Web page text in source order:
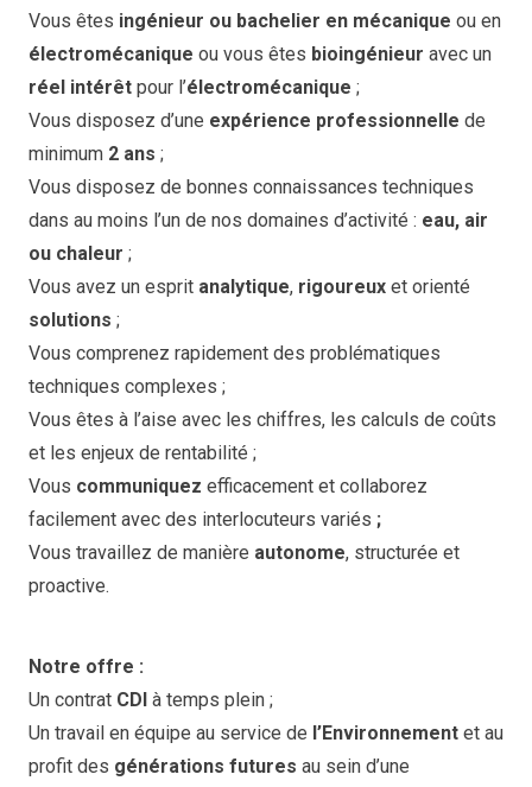
Vous êtes ingénieur ou bachelier en mécanique ou en
électromécanique ou vous êtes bioingénieur avec un
réel intérêt pour l’électromécanique ;
Vous disposez d’une expérience professionnelle de
minimum 2 ans ;
Vous disposez de bonnes connaissances techniques
dans au moins l’un de nos domaines d’activité : eau, air
ou chaleur ;
Vous avez un esprit analytique, rigoureux et orienté
solutions ;
Vous comprenez rapidement des problématiques
techniques complexes ;
Vous êtes à l’aise avec les chiffres, les calculs de coûts
et les enjeux de rentabilité ;
Vous communiquez efficacement et collaborez
facilement avec des interlocuteurs variés ;
Vous travaillez de manière autonome, structurée et
proactive.
Notre offre :
Un contrat CDI à temps plein ;
Un travail en équipe au service de l’Environnement et au
profit des générations futures au sein d’une